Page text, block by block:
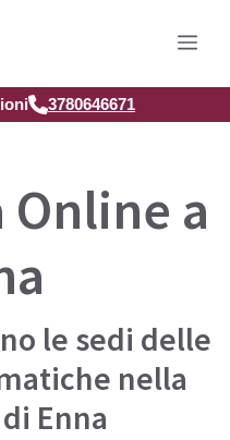
3780646671
a
le sedi delle
nella
Enna